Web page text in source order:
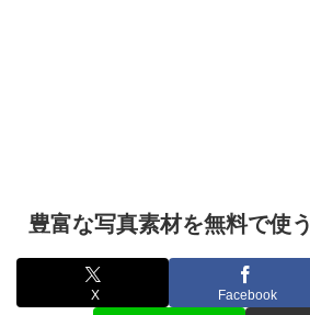
豊富な写真素材を無料で使う
X Facebook